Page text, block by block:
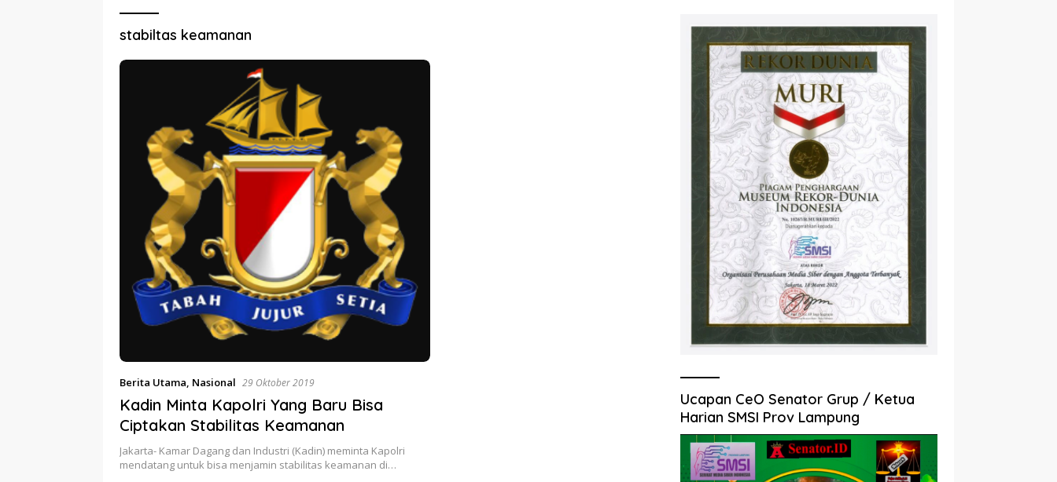
stabiltas keamanan
Berita Utama, Nasional 29 Oktober 2019
Kadin Minta Kapolri Yang Baru Bisa
Ciptakan Stabilitas Keamanan
Jakarta- Kamar Dagang dan Industri (Kadin) meminta Kapolri
mendatang untuk bisa menjamin stabilitas keamanan di…
Ucapan CeO Senator Grup / Ketua
Harian SMSI Prov Lampung